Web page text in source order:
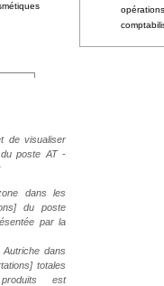
opérations
de visualiser
poste AT -
dans les
du poste
par la
dans
totales
est